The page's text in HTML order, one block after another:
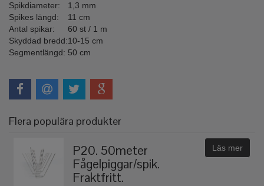
Spikdiameter:
1,3 mm
Spikes längd:
11 cm
Antal spikar:
60 st / 1 m
Skyddad bredd:10-15 cm
Segmentlängd: 50 cm
Flera populära produkter
P20. 50meter
Fågelpiggar/spik.
Fraktfritt.
Läs mer